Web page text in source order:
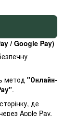
/ Google Pay)
метод "Онлайн-
.
де
Apple Pay,